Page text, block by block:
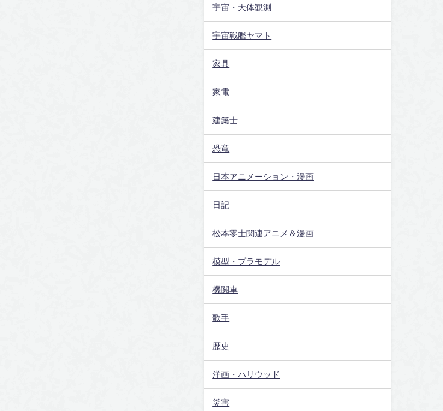
宇宙・天体観測
宇宙戦艦ヤマト
家具
家電
建築士
恐竜
日本アニメーション・漫画
日記
松本零士関連アニメ＆漫画
模型・プラモデル
機関車
歌手
歴史
洋画・ハリウッド
災害